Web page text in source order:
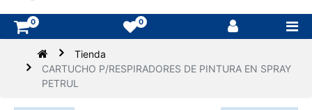
0 0
Tienda
CARTUCHO P/RESPIRADORES DE PINTURA EN SPRAY
PETRUL